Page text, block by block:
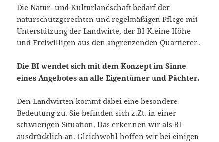
Die Natur- und Kulturlandschaft bedarf der
naturschutzgerechten und regelmäßigen Pflege mit
Unterstützung der Landwirte, der BI Kleine Höhe
und Freiwilligen aus den angrenzenden Quartieren.
Die BI wendet sich mit dem Konzept im Sinne
eines Angebotes an alle Eigentümer und Pächter.
Den Landwirten kommt dabei eine besondere
Bedeutung zu. Sie befinden sich z.Zt. in einer
schwierigen Situation. Das erkennen wir als BI
ausdrücklich an. Gleichwohl hoffen wir bei einigen